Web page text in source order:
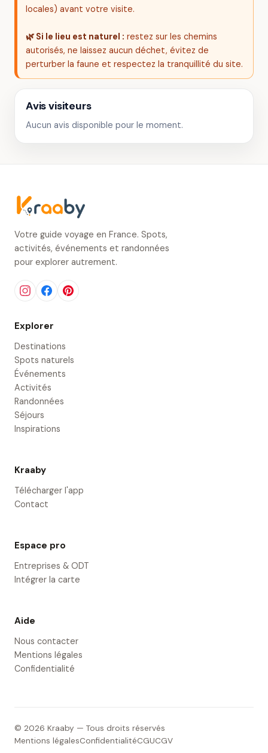
locales) avant votre visite.
🌿 Si le lieu est naturel : restez sur les chemins
autorisés, ne laissez aucun déchet, évitez de
perturber la faune et respectez la tranquillité du site.
Avis visiteurs
Aucun avis disponible pour le moment.
Votre guide voyage en France. Spots,
activités, événements et randonnées
pour explorer autrement.
Explorer
Destinations
Spots naturels
Événements
Activités
Randonnées
Séjours
Inspirations
Kraaby
Télécharger l'app
Contact
Espace pro
Entreprises & ODT
Intégrer la carte
Aide
Nous contacter
Mentions légales
Confidentialité
© 2026 Kraaby — Tous droits réservés
Mentions légalesConfidentialitéCGUCGV